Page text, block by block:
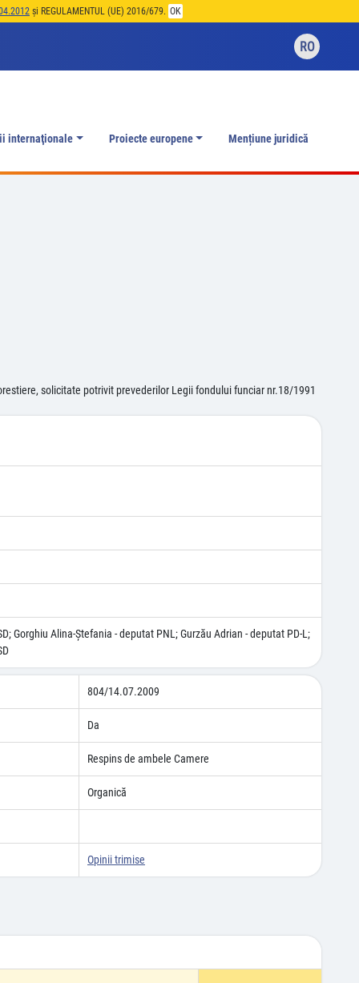
și REGULAMENTUL (UE) 2016/679. OK
RO
internaţionale Proiecte europene Mențiune juridică
solicitate potrivit prevederilor Legii fondului funciar nr.18/1991
Gorghiu Alina-Ştefania - deputat PNL; Gurzău Adrian - deputat PD-L;
804/14.07.2009
Da
Respins de ambele Camere
Organică
Opinii trimise